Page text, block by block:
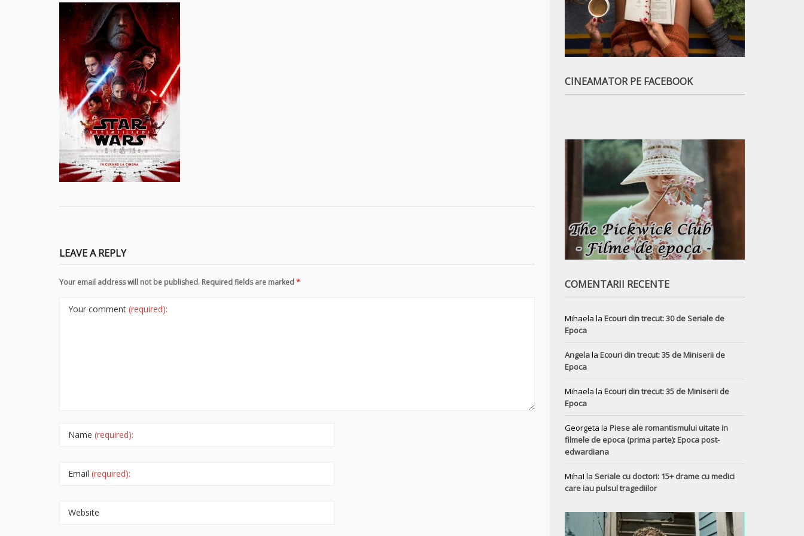
LEAVE A REPLY
Your email address will not be published. Required fields are marked*
Your comment (required):
Name (required):
Email (required):
Website
CINEAMATOR PE FACEBOOK
COMENTARII RECENTE
Mihaela la Ecouri din trecut: 30 de Seriale de
Epoca
Angelala Ecouri din trecut: 35 de Miniserii de
Epoca
Mihaela la Ecouri din trecut: 35 de Miniserii de
Epoca
Georgeta la Piese ale romantismului uitate in
filmele de epoca (prima parte): Epoca post-
edwardiana
MihaI la Seriale cu doctori: 15+ drame cu medici
care iau pulsul tragediilor